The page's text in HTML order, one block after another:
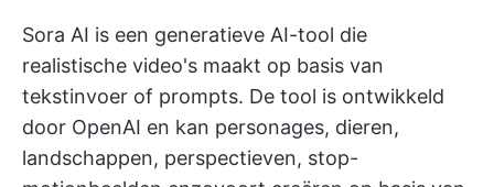
Sora AI is een generatieve AI-tool die
realistische video's maakt op basis van
tekstinvoer of prompts. De tool is ontwikkeld
door OpenAI en kan personages, dieren,
landschappen, perspectieven, stop-